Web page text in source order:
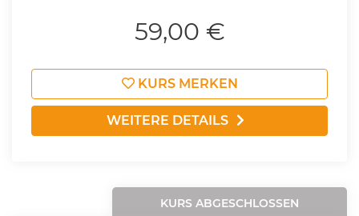
59,00 €
KURS MERKEN
WEITERE DETAILS
KURS ABGESCHLOSSEN